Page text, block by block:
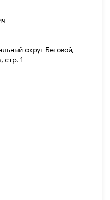
округ Беговой,
стр. 1